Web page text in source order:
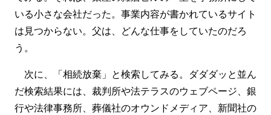
いる小さな会社だった。事業内容が書かれているサイト
は見つからない。父は、どんな仕事をしていたのだろ
う。
次に、「相続放棄」と検索してみる。ダダダッと並ん
だ検索結果には、裁判所や法テラスのウェブページ、銀
行や法律事務所、葬儀社のオウンドメディア、新聞社の